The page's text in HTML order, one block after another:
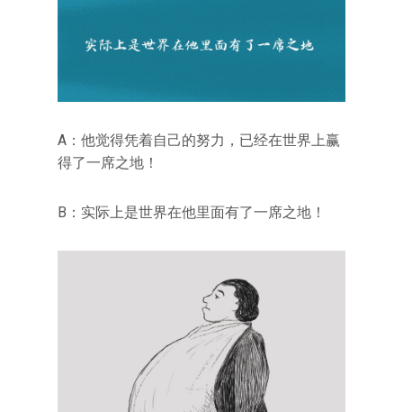
A：他觉得凭着自己的努力，已经在世界上赢
得了一席之地！
B：实际上是世界在他里面有了一席之地！